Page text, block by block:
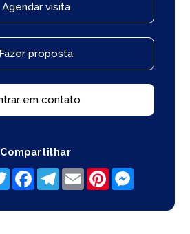
Agendar visita
Fazer proposta
em contato
Compartilhar
TwitterFacebookTelegram
Email Pinterest